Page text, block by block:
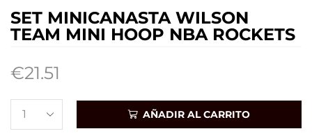
SET MINICANASTA WILSON
TEAM MINI HOOP NBA ROCKETS
€21.51
AÑADIR AL CARRITO